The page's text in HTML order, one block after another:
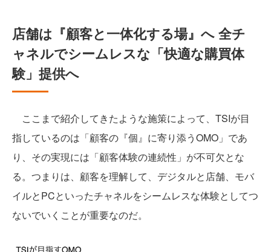
店舗は『顧客と一体化する場』へ 全チ
ャネルでシームレスな「快適な購買体
験」提供へ
ここまで紹介してきたような施策によって、TSIが目
指しているのは「顧客の『個』に寄り添うOMO」であ
り、その実現には「顧客体験の連続性」が不可欠とな
る。つまりは、顧客を理解して、デジタルと店舗、モバ
イルとPCといったチャネルをシームレスな体験としてつ
ないでいくことが重要なのだ。